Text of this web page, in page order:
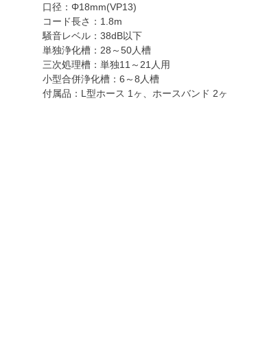
口径：Φ18mm(VP13)
コード長さ：1.8m
騒音レベル：38dB以下
単独浄化槽：28～50人槽
三次処理槽：単独11～21人用
小型合併浄化槽：6～8人槽
付属品：L型ホース 1ヶ、ホースバンド 2ヶ